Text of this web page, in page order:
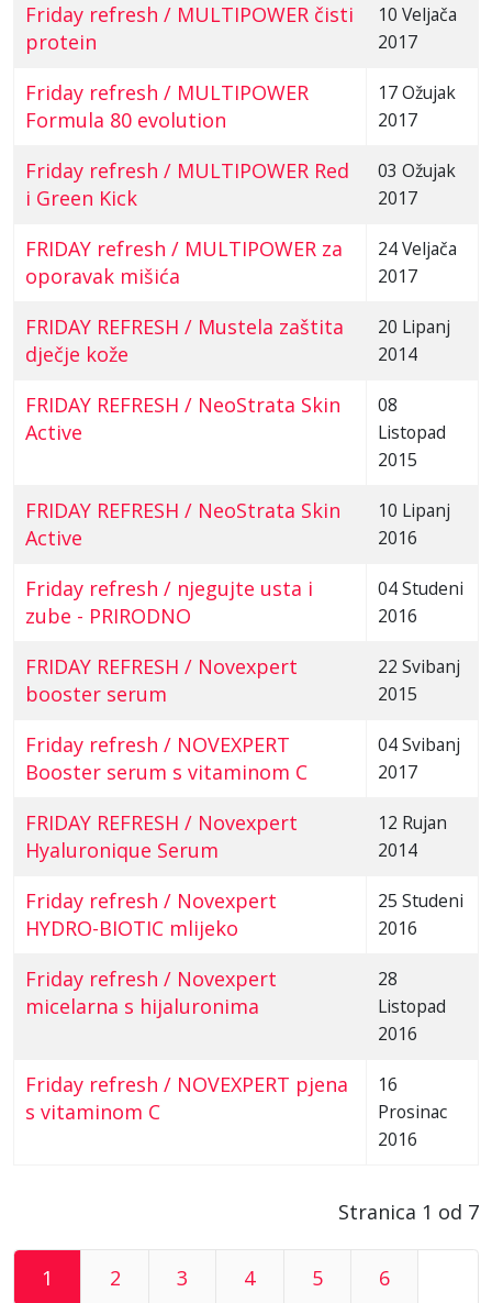
Friday refresh / MULTIPOWER čisti
protein
10 Veljača
2017
Friday refresh / MULTIPOWER
Formula 80 evolution
17 Ožujak
2017
Friday refresh / MULTIPOWER Red
i Green Kick
03 Ožujak
2017
FRIDAY refresh / MULTIPOWER za
oporavak mišića
24 Veljača
2017
FRIDAY REFRESH / Mustela zaštita
dječje kože
20 Lipanj
2014
FRIDAY REFRESH / NeoStrata Skin
Active
08
Listopad
2015
FRIDAY REFRESH / NeoStrata Skin
Active
10 Lipanj
2016
Friday refresh / njegujte usta i
zube - PRIRODNO
04 Studeni
2016
FRIDAY REFRESH / Novexpert
booster serum
22 Svibanj
2015
Friday refresh / NOVEXPERT
Booster serum s vitaminom C
04 Svibanj
2017
FRIDAY REFRESH / Novexpert
Hyaluronique Serum
12 Rujan
2014
Friday refresh / Novexpert
HYDRO-BIOTIC mlijeko
25 Studeni
2016
Friday refresh / Novexpert
micelarna s hijaluronima
28
Listopad
2016
Friday refresh / NOVEXPERT pjena
s vitaminom C
16
Prosinac
2016
Stranica 1 od 7
1 2 3 4 5 6